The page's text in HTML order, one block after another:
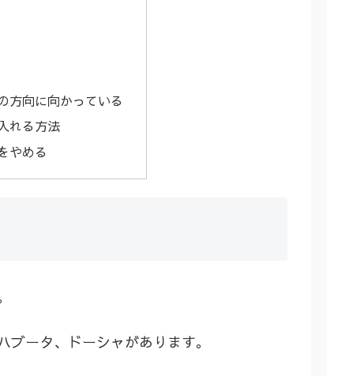
方向に向かっている
れる方法
やめる
ータ、ドーシャがあります。